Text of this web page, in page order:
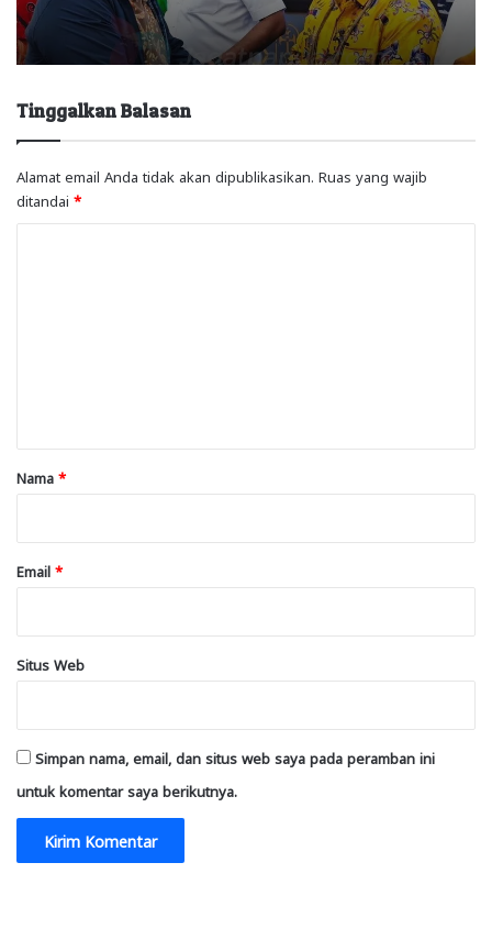
Tinggalkan Balasan
Alamat email Anda tidak akan dipublikasikan. Ruas yang wajib
ditandai *
rNama *
Email *
Situs Web
Simpan nama, email, dan situs web saya pada peramban ini
untuk komentar saya berikutnya.